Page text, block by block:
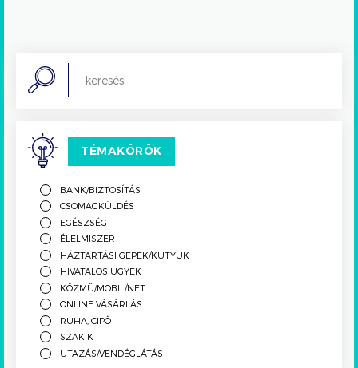
Search
TÉMAKÖRÖK
BANK/BIZTOSÍTÁS
CSOMAGKÜLDÉS
EGÉSZSÉG
ÉLELMISZER
HÁZTARTÁSI GÉPEK/KÜTYÜK
HIVATALOS ÜGYEK
KÖZMŰ/MOBIL/NET
ONLINE VÁSÁRLÁS
RUHA, CIPŐ
SZAKIK
UTAZÁS/VENDÉGLÁTÁS